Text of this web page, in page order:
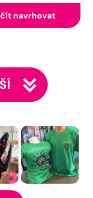
navrhovat